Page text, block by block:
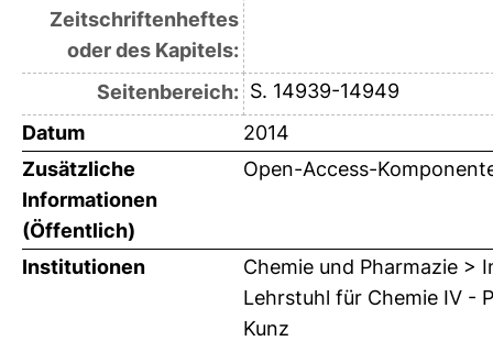
Zeitschriftenheftes
oder des Kapitels:
Seitenbereich: S. 14939-14949
Datum
2014
Zusätzliche
Informationen
(Öffentlich)
Open-Access-
Institutionen
Chemie und Pharmazie >
Lehrstuhl für Chemie IV -
Kunz